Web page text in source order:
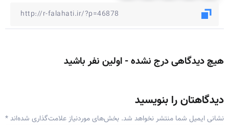
هیچ دیدگاهی درج نشده - اولین نفر باشید
دیدگاهتان را بنویسید
نشانی ایمیل شما منتشر نخواهد شد. بخش‌های موردنیاز علامت‌گذاری شده‌اند*